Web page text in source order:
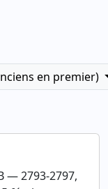
en premier)
— 2793-2797,